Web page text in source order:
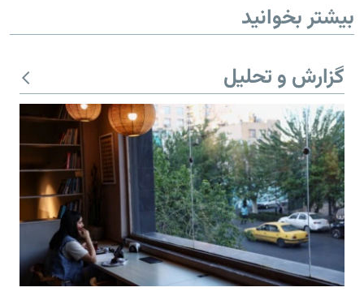
بیشتر بخوانید
گزارش و تحلیل